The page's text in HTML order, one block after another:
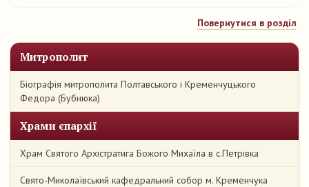
Митрополит
Біографія митрополита Полтавського і Кременчуцького
Федора (Бубнюка)
Храми єпархії
Храм Святого Архістратига Божого Михаїла в с.Петрівка
Свято-Миколаївський кафедральний собор м. Кременчука
Повернутися в розділ